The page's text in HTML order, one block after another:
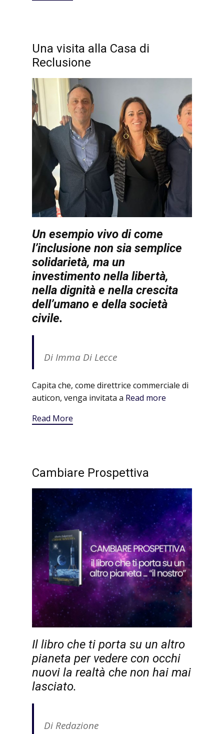
Una visita alla Casa di
Reclusione
Un esempio vivo di come
l’inclusione non sia semplice
solidarietà, ma un
investimento nella libertà,
nella dignità e nella crescita
dell’umano e della società
civile.
Di Imma Di Lecce
Capita che, come direttrice commerciale di
auticon, venga invitata a Read more
Read More
Cambiare Prospettiva
Il libro che ti porta su un altro
pianeta per vedere con occhi
nuovi la realtà che non hai mai
lasciato.
Di Redazione